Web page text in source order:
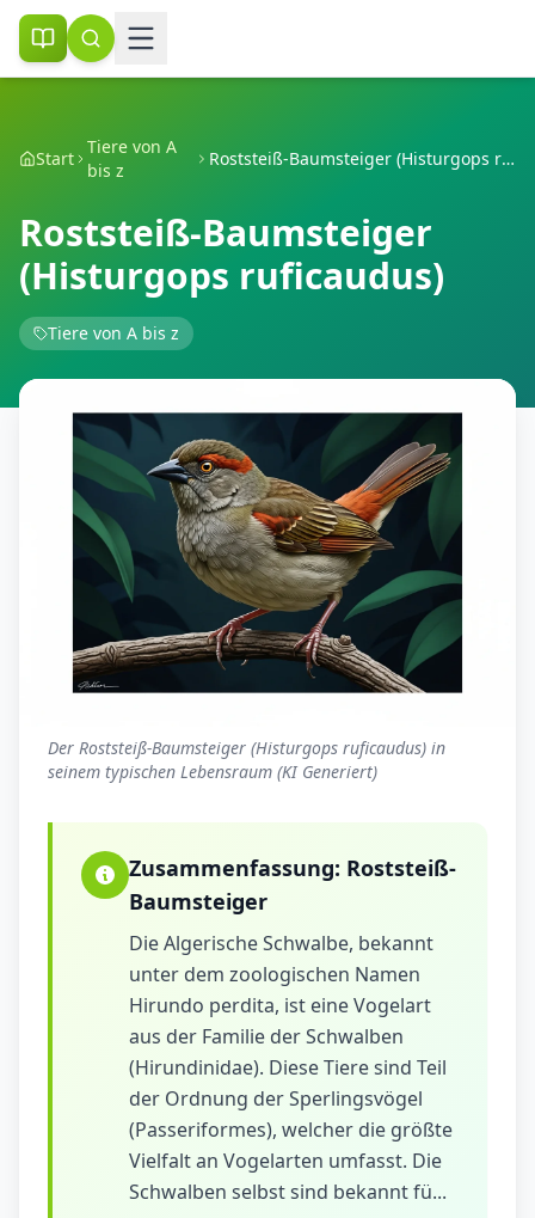
Start
Tiere von A
bis z
Roststeiß-Baumsteiger (Histurgops ruficaudus)
Roststeiß-Baumsteiger
(Histurgops ruficaudus)
Tiere von A bis z
Der Roststeiß-Baumsteiger (Histurgops ruficaudus) in
seinem typischen Lebensraum (KI Generiert)
Zusammenfassung: Roststeiß-
Baumsteiger
Die Algerische Schwalbe, bekannt
unter dem zoologischen Namen
Hirundo perdita, ist eine Vogelart
aus der Familie der Schwalben
(Hirundinidae). Diese Tiere sind Teil
der Ordnung der Sperlingsvögel
(Passeriformes), welcher die größte
Vielfalt an Vogelarten umfasst. Die
Schwalben selbst sind bekannt fü...